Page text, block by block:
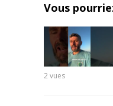
Vous
2vues